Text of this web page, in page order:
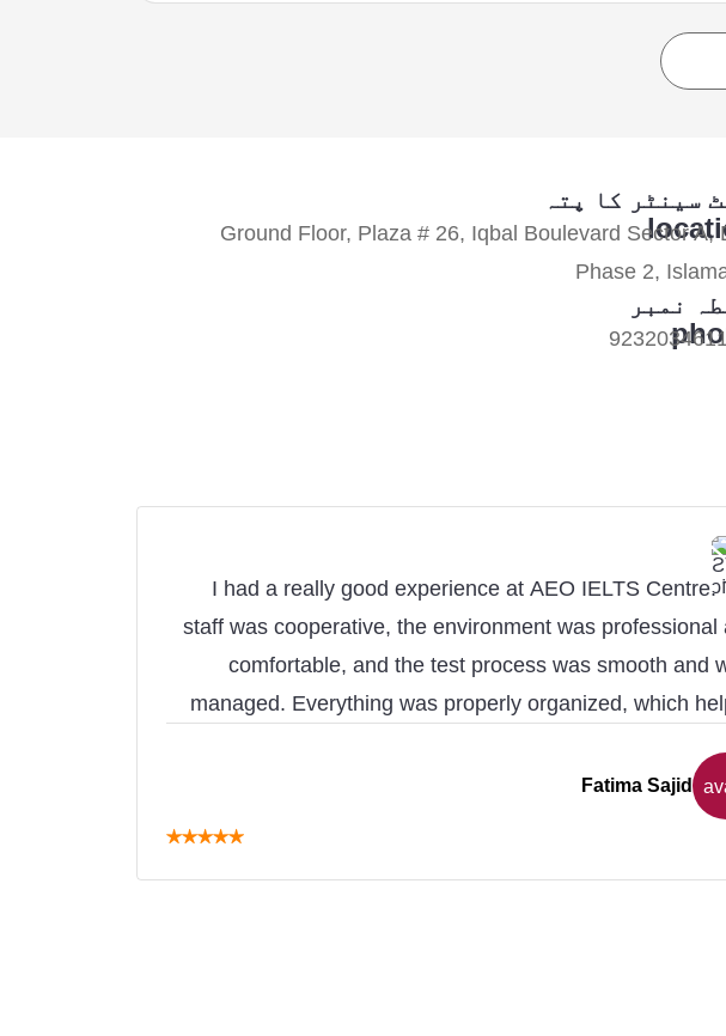
سینٹر کا پتہ
Ground Floor, Plaza # 26, Iqbal Boulevard Sector A,
Phase 2,
نمبر
I had a really good experience at AEO IELTS Centre.
staff was cooperative, the environment was professional
comfortable, and the test process was smooth and
managed. Everything was properly organized, which
AEO to anyone planning to take the IELTS
Fatima Sajid
★
★
★
★
★